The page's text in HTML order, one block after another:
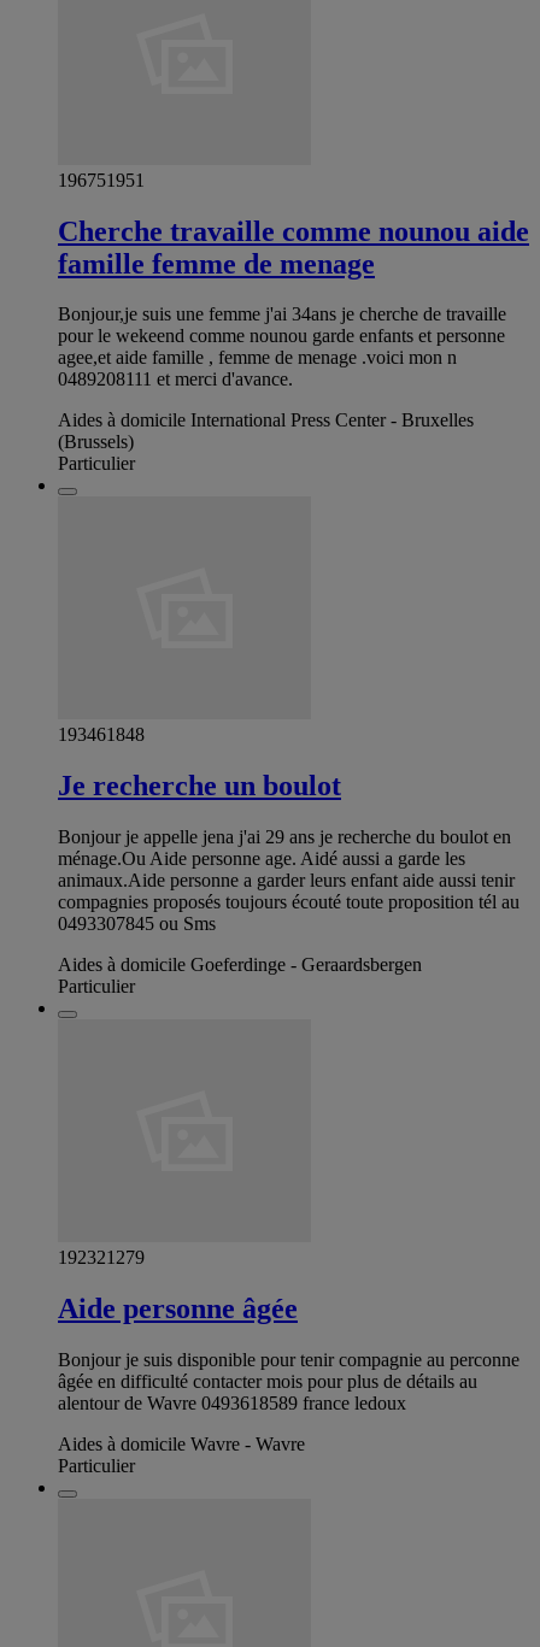
196751951
Cherche travaille comme nounou aide
famille femme de menage
Bonjour,je suis une femme j'ai 34ans je cherche de travaille
pour le wekeend comme nounou garde enfants et personne
agee,et aide famille , femme de menage .voici mon n
0489208111 et merci d'avance.
Aides à domicile International Press Center - Bruxelles
(Brussels)
Particulier
193461848
Je recherche un boulot
Bonjour je appelle jena j'ai 29 ans je recherche du boulot en
ménage.Ou Aide personne age. Aidé aussi a garde les
animaux.Aide personne a garder leurs enfant aide aussi tenir
compagnies proposés toujours écouté toute proposition tél au
0493307845 ou Sms
Aides à domicile Goeferdinge - Geraardsbergen
Particulier
192321279
Aide personne âgée
Bonjour je suis disponible pour tenir compagnie au perconne
âgée en difficulté contacter mois pour plus de détails au
alentour de Wavre 0493618589 france ledoux
Aides à domicile Wavre - Wavre
Particulier